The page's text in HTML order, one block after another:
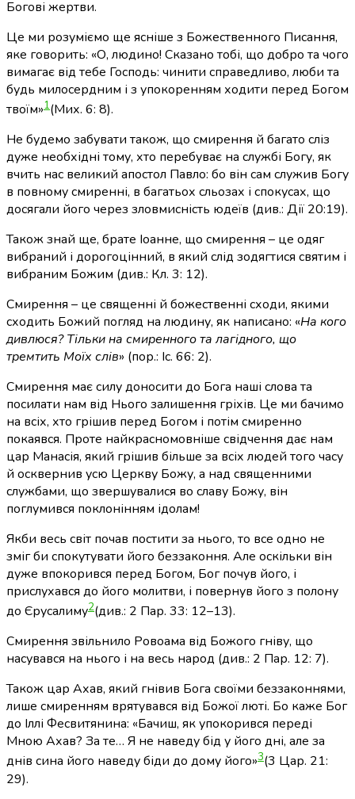
Богові жертви.
Це ми розуміємо ще ясніше з Божественного Писання,
яке говорить: «О, людино! Сказано тобі, що добро та чого
вимагає від тебе Господь: чинити справедливо, люби та
будь милосердним і з упокоренням ходити перед Богом
твоїм»1(Мих. 6: 8).
Не будемо забувати також, що смирення й багато сліз
дуже необхідні тому, хто перебуває на службі Богу, як
вчить нас великий апостол Павло: бо він сам служив Богу
в повному смиренні, в багатьох сльозах і спокусах, що
досягали його через зловмисність юдеїв (див.: Дії 20:19).
Також знай ще, брате Іоанне, що смирення – це одяг
вибраний і дорогоцінний, в який слід зодягтися святим і
вибраним Божим (див.: Кл. 3: 12).
Смирення – це священні й божественні сходи, якими
сходить Божий погляд на людину, як написано: «На кого
дивлюся? Тільки на смиренного та лагідного, що
тремтить Моїх слів» (пор.: Іс. 66: 2).
Смирення має силу доносити до Бога наші слова та
посилати нам від Нього залишення гріхів. Це ми бачимо
на всіх, хто грішив перед Богом і потім смиренно
покаявся. Проте найкрасномовніше свідчення дає нам
цар Манасія, який грішив більше за всіх людей того часу
й осквернив усю Церкву Божу, а над священними
службами, що звершувалися во славу Божу, він
поглумився поклонінням ідолам!
Якби весь світ почав постити за нього, то все одно не
зміг би спокутувати його беззаконня. Але оскільки він
дуже впокорився перед Богом, Бог почув його, і
прислухався до його молитви, і повернув його з полону
до Єрусалиму2(див.: 2 Пар. 33: 12–13).
Смирення звільнило Ровоама від Божого гніву, що
насувався на нього і на весь народ (див.: 2 Пар. 12: 7).
Також цар Ахав, який гнівив Бога своїми беззаконнями,
лише смиренням врятувався від Божої люті. Бо каже Бог
до Іллі Фесвитянина: «Бачиш, як упокорився переді
Мною Ахав? За те… Я не наведу бід у його дні, але за
днів сина його наведу біди до дому його»3(3 Цар. 21:
29).